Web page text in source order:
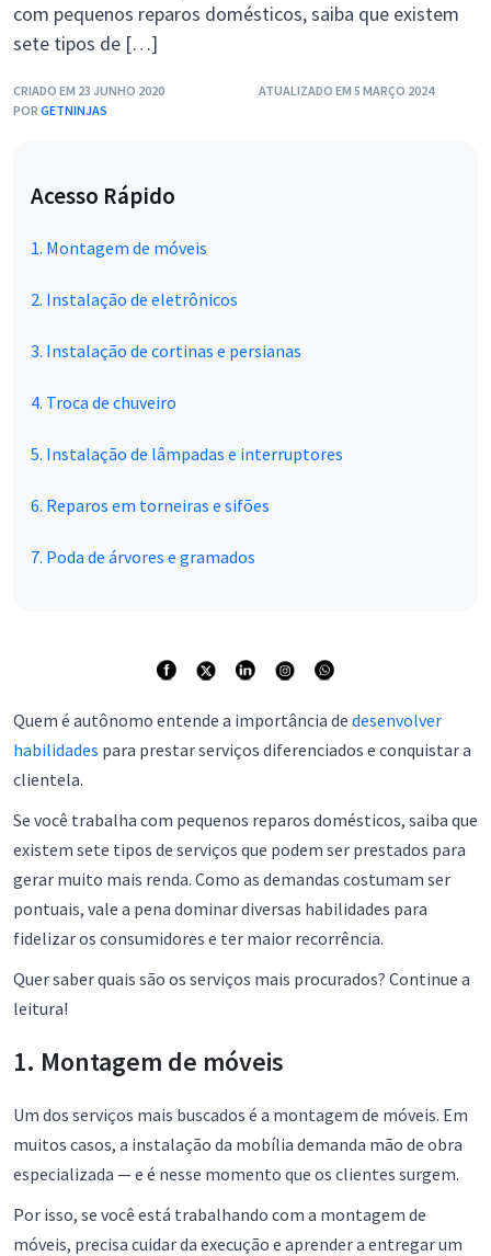
com pequenos reparos domésticos, saiba que existem
sete tipos de […]
CRIADO EM 23 JUNHO 2020
ATUALIZADO EM 5 MARÇO 2024
POR GETNINJAS
Acesso Rápido
1. Montagem de móveis
2. Instalação de eletrônicos
3. Instalação de cortinas e persianas
4. Troca de chuveiro
5. Instalação de lâmpadas e interruptores
6. Reparos em torneiras e sifões
7. Poda de árvores e gramados
Quem é autônomo entende a importância de desenvolver
habilidades para prestar serviços diferenciados e conquistar a
clientela.
Se você trabalha com pequenos reparos domésticos, saiba que
existem sete tipos de serviços que podem ser prestados para
gerar muito mais renda. Como as demandas costumam ser
pontuais, vale a pena dominar diversas habilidades para
fidelizar os consumidores e ter maior recorrência.
Quer saber quais são os serviços mais procurados? Continue a
leitura!
1. Montagem de móveis
Um dos serviços mais buscados é a montagem de móveis. Em
muitos casos, a instalação da mobília demanda mão de obra
especializada — e é nesse momento que os clientes surgem.
Por isso, se você está trabalhando com a montagem de
móveis, precisa cuidar da execução e aprender a entregar um